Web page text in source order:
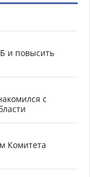
и повысить
с
Комитета